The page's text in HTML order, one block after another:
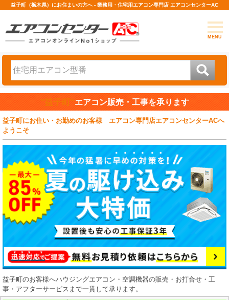
益子町（栃木県）にお住まいの方へ - 業務用・住宅用エアコン専門店 エアコンセンターAC
MENU
"益子町"エアコン販売・工事を承ります
益子町にお住い・お勤めのお客様 エアコン専門店エアコンセンターACへ
ようこそ
益子町のお客様へハウジングエアコン・空調機器の販売・お打合せ・工
事・アフターサービスまで一貫して承ります。